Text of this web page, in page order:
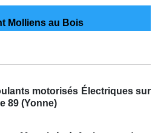
Molliens au Bois
motorisés Électriques sur
89 (Yonne)